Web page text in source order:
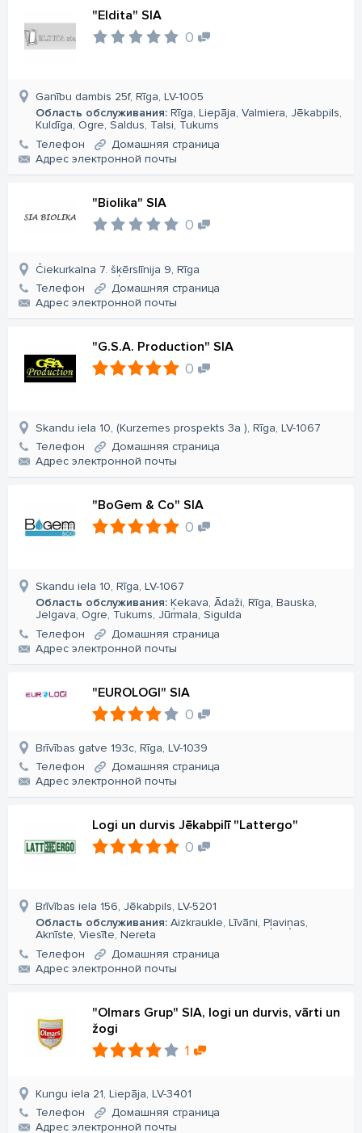
"Eldita" SIA
0
Ganību dambis 25f, Rīga, LV-1005
Область обслуживания: Rīga, Liepāja, Valmiera, Jēkabpils,
Kuldīga, Ogre, Saldus, Talsi, Tukums
Телефон
Домашняя страница
Aдрес электронной почты
"Biolika" SIA
0
Čiekurkalna 7. šķērslīnija 9, Rīga
Телефон
Домашняя страница
Aдрес электронной почты
"G.S.A. Production" SIA
0
Skandu iela 10, (Kurzemes prospekts 3a ), Rīga, LV-1067
Телефон
Домашняя страница
Aдрес электронной почты
"BoGem & Co" SIA
0
Skandu iela 10, Rīga, LV-1067
Область обслуживания: Ķekava, Ādaži, Rīga, Bauska,
Jelgava, Ogre, Tukums, Jūrmala, Sigulda
Телефон
Домашняя страница
Aдрес электронной почты
"EUROLOGI" SIA
0
Brīvības gatve 193c, Rīga, LV-1039
Телефон
Домашняя страница
Aдрес электронной почты
Logi un durvis Jēkabpilī "Lattergo"
0
Brīvības iela 156, Jēkabpils, LV-5201
Область обслуживания: Aizkraukle, Līvāni, Pļaviņas,
Aknīste, Viesīte, Nereta
Телефон
Домашняя страница
Aдрес электронной почты
"Olmars Grup" SIA, logi un durvis, vārti un
žogi
1
Kungu iela 21, Liepāja, LV-3401
Телефон
Домашняя страница
Aдрес электронной почты